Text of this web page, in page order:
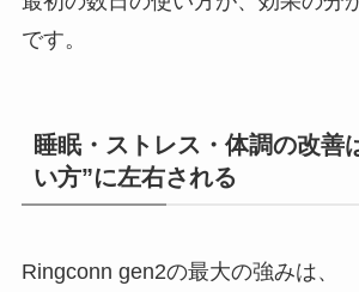
です。
睡眠・ストレス・体調の改善
い方”に左右される
Ringconn gen2の最大の強みは、